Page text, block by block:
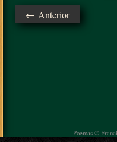
← Anterior
Poemas ©